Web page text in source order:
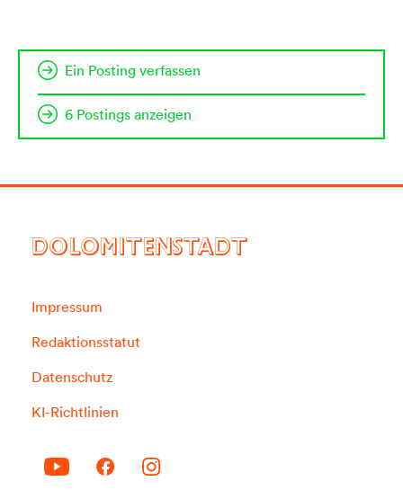
Ein Posting verfassen
6 Postings anzeigen
DOLOMITENSTADT
Impressum
Redaktionsstatut
Datenschutz
KI-Richtlinien